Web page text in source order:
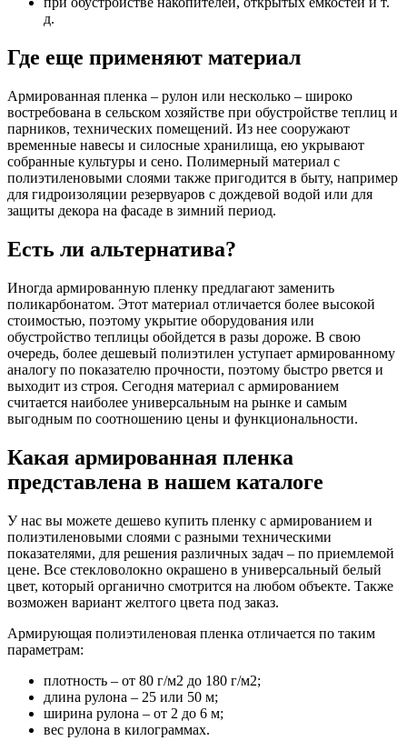
д.
Где еще применяют материал
Армированная пленка – рулон или несколько – широко
востребована в сельском хозяйстве при обустройстве теплиц и
парников, технических помещений. Из нее сооружают
временные навесы и силосные хранилища, ею укрывают
собранные культуры и сено. Полимерный материал с
полиэтиленовыми слоями также пригодится в быту, например
для гидроизоляции резервуаров с дождевой водой или для
защиты декора на фасаде в зимний период.
Есть ли альтернатива?
Иногда армированную пленку предлагают заменить
поликарбонатом. Этот материал отличается более высокой
стоимостью, поэтому укрытие оборудования или
обустройство теплицы обойдется в разы дороже. В свою
очередь, более дешевый полиэтилен уступает армированному
аналогу по показателю прочности, поэтому быстро рвется и
выходит из строя. Сегодня материал с армированием
считается наиболее универсальным на рынке и самым
выгодным по соотношению цены и функциональности.
Какая армированная пленка
представлена в нашем каталоге
У нас вы можете дешево купить пленку с армированием и
полиэтиленовыми слоями с разными техническими
показателями, для решения различных задач – по приемлемой
цене. Все стекловолокно окрашено в универсальный белый
цвет, который органично смотрится на любом объекте. Также
возможен вариант желтого цвета под заказ.
Армирующая полиэтиленовая пленка отличается по таким
параметрам:
плотность – от 80 г/м2 до 180 г/м2;
длина рулона – 25 или 50 м;
ширина рулона – от 2 до 6 м;
вес рулона в килограммах.